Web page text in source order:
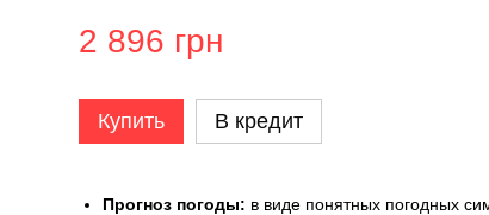
2 896 грн
Купить В кредит
Прогноз погоды: в виде понятных погодных